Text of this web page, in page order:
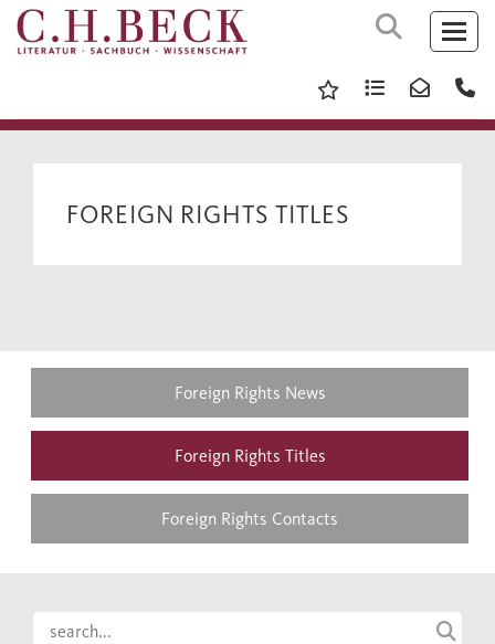
FOREIGN RIGHTS TITLES
Foreign Rights News
Foreign Rights Titles
Foreign Rights Contacts